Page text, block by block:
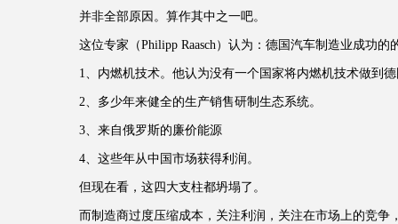
并非全部原因。算作其中之一吧。
这位专家（Philipp Raasch）认为：德国汽车制造业成功的
1、内燃机技术。他认为没有一个国家将内燃机技术做到
2、多少年来健全的生产销售研制生态系统。
3、来自俄罗斯的廉价能源
4、这些年从中国市场获得利润。
但现在看，这四大支柱都坍塌了。
而制造商过度压缩成本，关注利润，关注在市场上的竞争